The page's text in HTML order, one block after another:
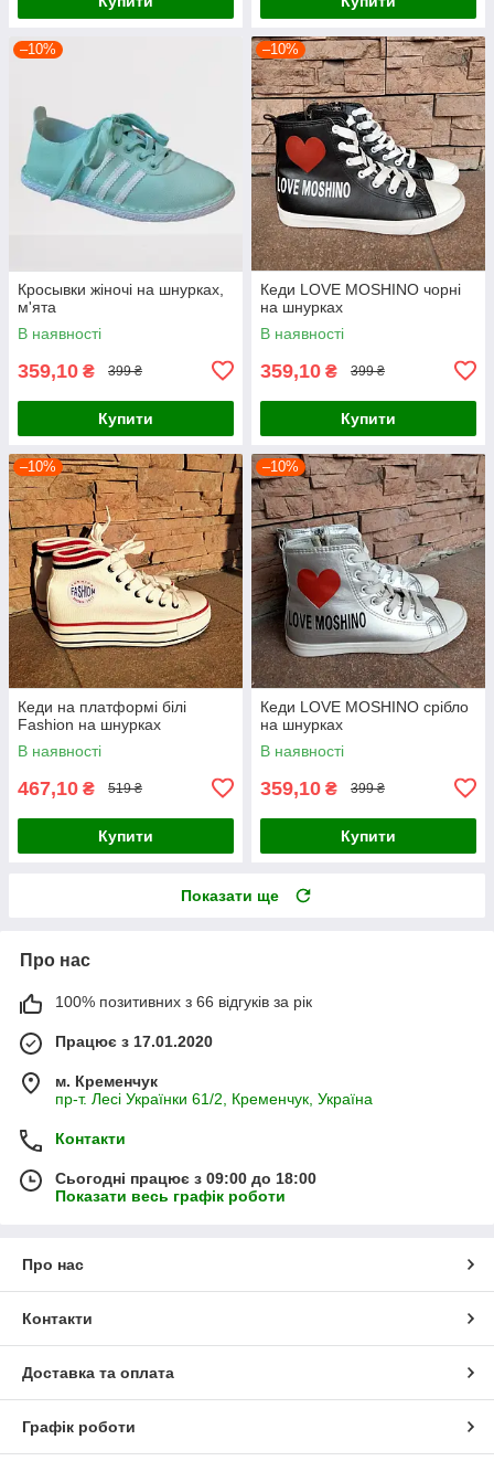
–10%
Кросывки жіночі на шнурках,
м'ята
В наявності
359,10 ₴ 399 ₴
Купити
–10%
Кеди LOVE MOSHINO чорні
на шнурках
В наявності
359,10 ₴ 399 ₴
Купити
–10%
Кеди на платформі білі
Fashion на шнурках
В наявності
467,10 ₴ 519 ₴
Купити
–10%
Кеди LOVE MOSHINO срібло
на шнурках
В наявності
359,10 ₴ 399 ₴
Купити
Показати ще
Про нас
100% позитивних з 66 відгуків за рік
Працює з 17.01.2020
м. Кременчук
пр-т. Лесі Українки 61/2, Кременчук, Україна
Контакти
Сьогодні працює з 09:00 до 18:00
Показати весь графік роботи
Про нас
Контакти
Доставка та оплата
Графік роботи